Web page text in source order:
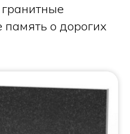
о дорогих